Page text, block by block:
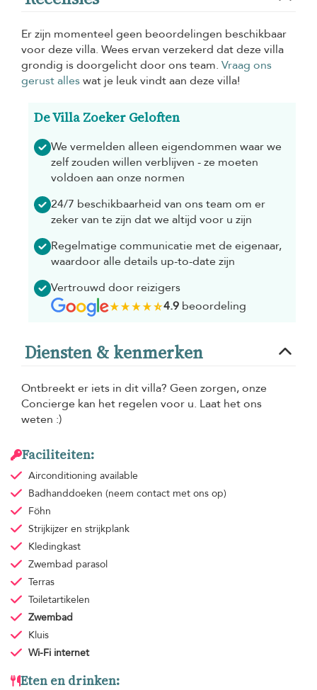
Er zijn momenteel geen beoordelingen beschikbaar
voor deze villa. Wees ervan verzekerd dat deze villa
grondig is doorgelicht door ons team. Vraag ons
gerust alleswat je leuk vindt aan deze villa!
De Villa Zoeker Geloften
We vermelden alleen eigendommen waar we
zelf zouden willen verblijven - ze moeten
voldoen aan onze normen
24/7 beschikbaarheid van ons team om er
zeker van te zijn dat we altijd voor u zijn
Regelmatige communicatie met de eigenaar,
waardoor alle details up-to-date zijn
Vertrouwd door reizigers
4.9beoordeling
Diensten & kenmerken
Ontbreekt er iets in dit villa? Geen zorgen, onze
Concierge kan het regelen voor u. Laat het ons
weten :)
Faciliteiten:
Airconditioning available
Badhanddoeken (neem contact met ons op)
Föhn
Strijkijzer en strijkplank
Kledingkast
Zwembad parasol
Terras
Toiletartikelen
Zwembad
Kluis
Wi-Fi internet
Eten en drinken: